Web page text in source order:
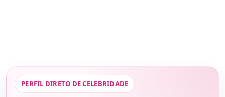
PERFIL DIRETO DE CELEBRIDADE